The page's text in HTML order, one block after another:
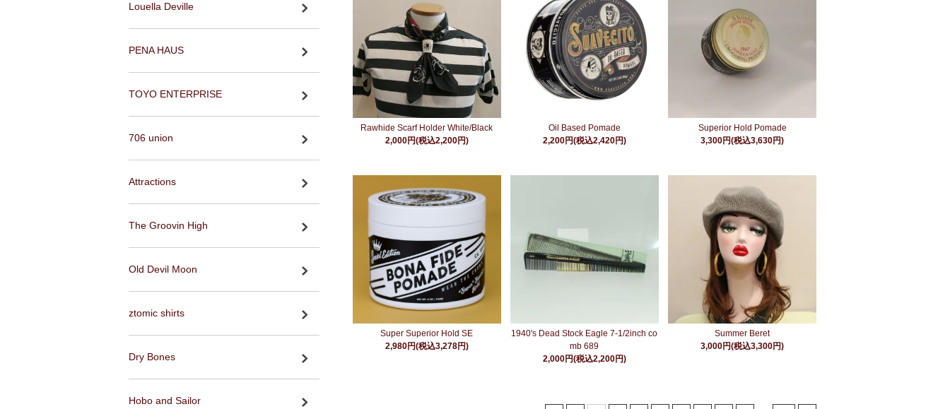
Rawhide Scarf Holder White/Black
2,000円(税込2,200円)
Oil Based Pomade
2,200円(税込2,420円)
Superior Hold Pomade
3,300円(税込3,630円)
Super Superior Hold SE
2,980円(税込3,278円)
1940's Dead Stock Eagle 7-1/2inch co
mb 689
2,000円(税込2,200円)
Summer Beret
3,000円(税込3,300円)
Louella Deville
PENA HAUS
TOYO ENTERPRISE
706 union
Attractions
The Groovin High
Old Devil Moon
ztomic shirts
Dry Bones
Hobo and Sailor